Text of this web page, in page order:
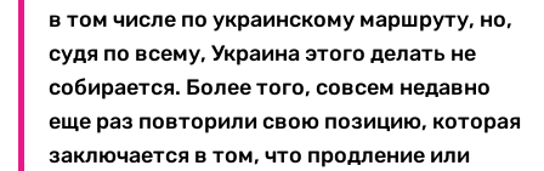
в том числе по украинскому маршруту, но,
судя по всему, Украина этого делать не
собирается. Более того, совсем недавно
еще раз повторили свою позицию, которая
заключается в том, что продление или